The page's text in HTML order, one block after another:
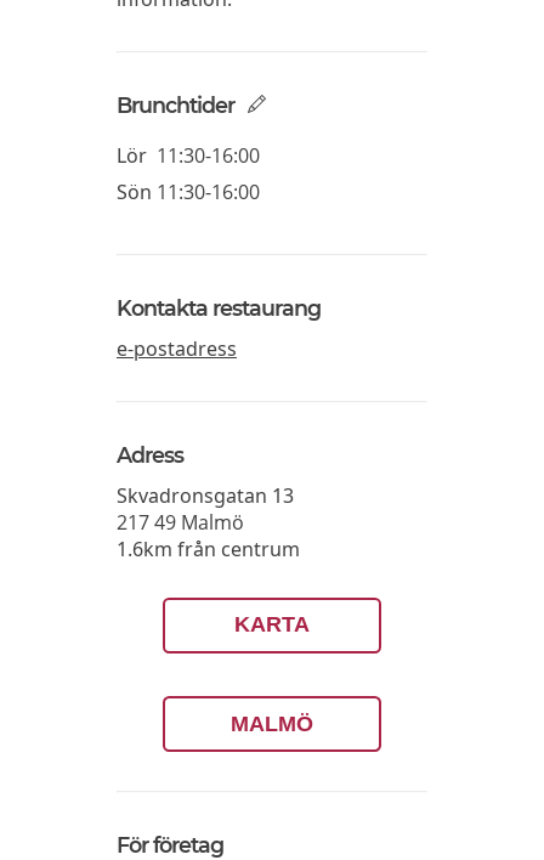
Brunchtider
Lör 11:30-16:00
Sön 11:30-16:00
Kontakta restaurang
e-postadress
Adress
Skvadronsgatan 13
217 49 Malmö
1.6km från centrum
KARTA
MALMÖ
För företag